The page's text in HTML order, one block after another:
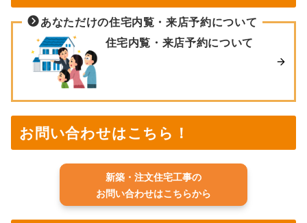
あなただけの住宅内覧・来店予約について
住宅内覧・来店予約について
お問い合わせはこちら！
新築・注文住宅工事の
お問い合わせはこちらから